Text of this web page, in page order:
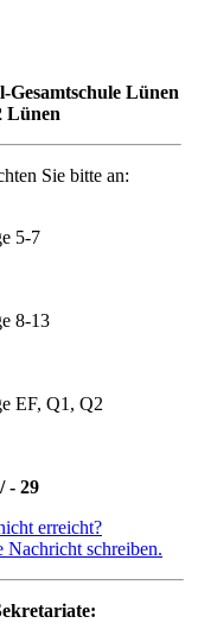
Gesamtschule Lünen
Lünen
Sie bitte an:
5-7
8-13
EF, Q1, Q2
- 29
erreicht?
Nachricht schreiben.